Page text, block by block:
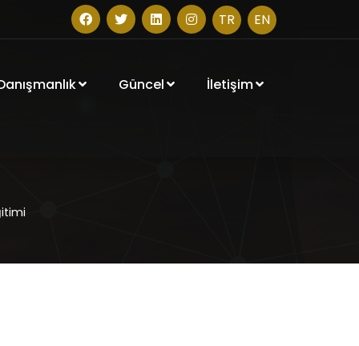
TR EN
Güncel İletişim